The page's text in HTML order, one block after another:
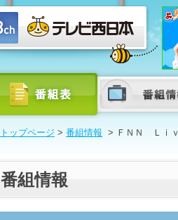
トップページ > 番組情報 > ＦＮＮ Ｌｉ
番組情報